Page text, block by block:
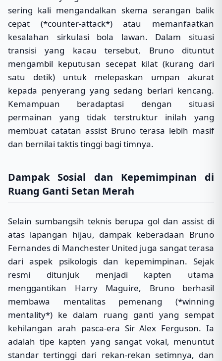
sering kali mengandalkan skema serangan balik
cepat (*counter-attack*) atau memanfaatkan
kesalahan sirkulasi bola lawan. Dalam situasi
transisi yang kacau tersebut, Bruno dituntut
mengambil keputusan secepat kilat (kurang dari
satu detik) untuk melepaskan umpan akurat
kepada penyerang yang sedang berlari kencang.
Kemampuan beradaptasi dengan situasi
permainan yang tidak terstruktur inilah yang
membuat catatan assist Bruno terasa lebih masif
dan bernilai taktis tinggi bagi timnya.
Dampak Sosial dan Kepemimpinan di
Ruang Ganti Setan Merah
Selain sumbangsih teknis berupa gol dan assist di
atas lapangan hijau, dampak keberadaan Bruno
Fernandes di Manchester United juga sangat terasa
dari aspek psikologis dan kepemimpinan. Sejak
resmi ditunjuk menjadi kapten utama
menggantikan Harry Maguire, Bruno berhasil
membawa mentalitas pemenang (*winning
mentality*) ke dalam ruang ganti yang sempat
kehilangan arah pasca-era Sir Alex Ferguson. Ia
adalah tipe kapten yang sangat vokal, menuntut
standar tertinggi dari rekan-rekan setimnya, dan